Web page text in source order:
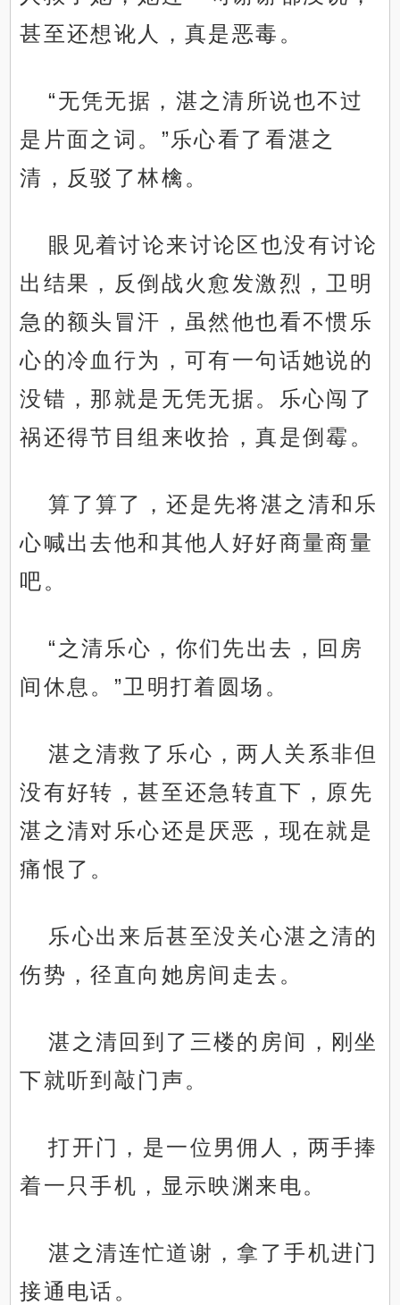
甚至还想讹人，真是恶毒。
“无凭无据，湛之清所说也不过
是片面之词。”乐心看了看湛之
清，反驳了林檎。
眼见着讨论来讨论区也没有讨论
出结果，反倒战火愈发激烈，卫明
急的额头冒汗，虽然他也看不惯乐
心的冷血行为，可有一句话她说的
没错，那就是无凭无据。乐心闯了
祸还得节目组来收拾，真是倒霉。
算了算了，还是先将湛之清和乐
心喊出去他和其他人好好商量商量
吧。
“之清乐心，你们先出去，回房
间休息。”卫明打着圆场。
湛之清救了乐心，两人关系非但
没有好转，甚至还急转直下，原先
湛之清对乐心还是厌恶，现在就是
痛恨了。
乐心出来后甚至没关心湛之清的
伤势，径直向她房间走去。
湛之清回到了三楼的房间，刚坐
下就听到敲门声。
打开门，是一位男佣人，两手捧
着一只手机，显示映渊来电。
湛之清连忙道谢，拿了手机进门
接通电话。